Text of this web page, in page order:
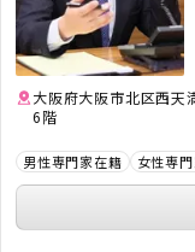
大阪府大阪市北区西
6階
男性専門家在籍 女性専